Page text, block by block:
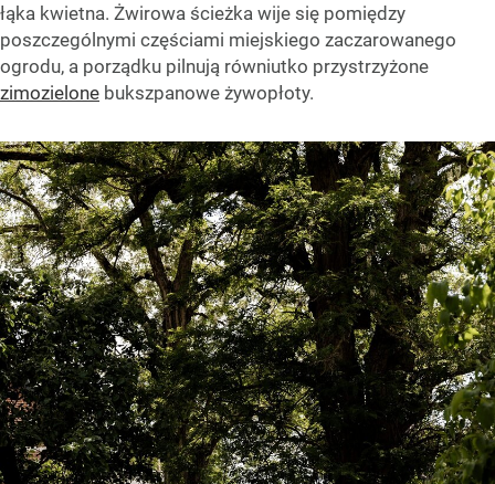
łąka kwietna. Żwirowa ścieżka wije się pomiędzy
poszczególnymi częściami miejskiego zaczarowanego
ogrodu, a porządku pilnują równiutko przystrzyżone
zimozielone bukszpanowe żywopłoty.